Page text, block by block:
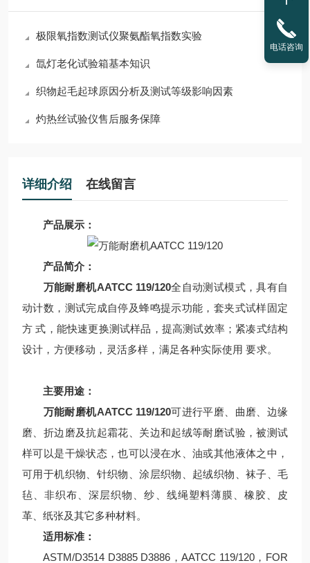
极限氧指数测试仪聚氨酯氧指数实验
氙灯老化试验箱基本知识
织物起毛起球原因分析及测试等级影响因素
灼热丝试验仪售后服务保障
详细介绍 在线留言
产品展示：
产品简介：
万能耐磨机AATCC 119/120全自动测试模式，具有自
动计数，测试完成自停及蜂鸣提示功能，套夹式试样固定
方 式，能快速更换测试样品，提高测试效率；紧凑式结构
设计，方便移动，灵活多样，满足各种实际使用 要求。
主要用途：
万能耐磨机AATCC 119/120可进行平磨、曲磨、边缘
磨、折边磨及抗起霜花、关边和起绒等耐磨试验，被测试
样可以是干燥状态，也可以浸在水、油或其他液体之中，
可用于机织物、针织物、涂层织物、起绒织物、袜子、毛
毡、非织布、深层织物、纱、线绳塑料薄膜、橡胶、皮
革、纸张及其它多种材料。
适用标准：
ASTM/D3514 D3885 D3886，AATCC 119/120，FOR
电话咨询